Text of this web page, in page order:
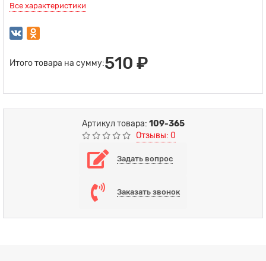
Все характеристики
Итого товара на сумму:510 ₽
Артикул товара: 109-365
Отзывы: 0
Задать вопрос
Заказать звонок